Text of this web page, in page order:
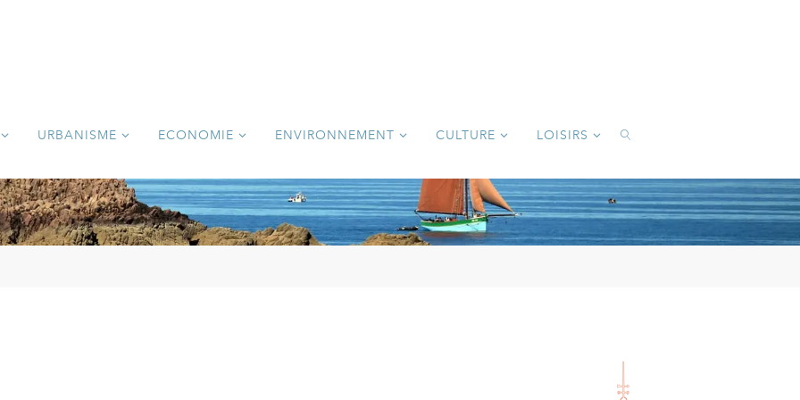
URBANISME ECONOMIE ENVIRONNEMENT CULTURE LOISIRS
SEARCH